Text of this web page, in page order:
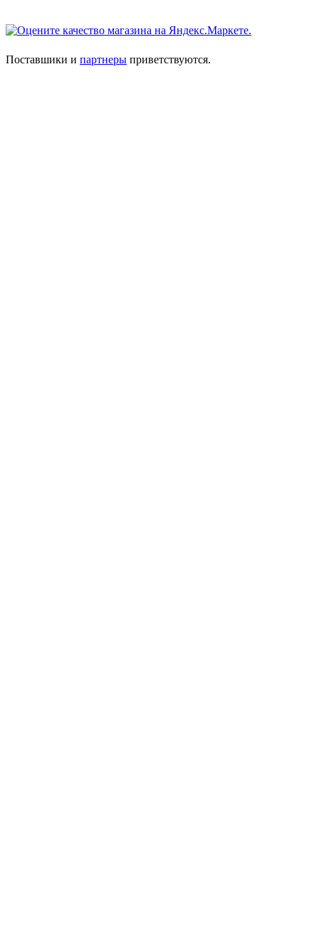
Поставшики и партнеры приветствуются.